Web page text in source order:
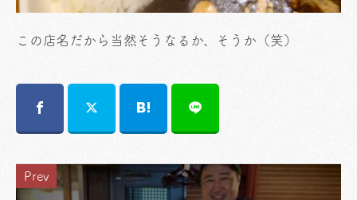
この店名だから当然そうなるか、そうか（笑）
Prev